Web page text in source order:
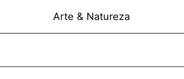
Arte & Natureza